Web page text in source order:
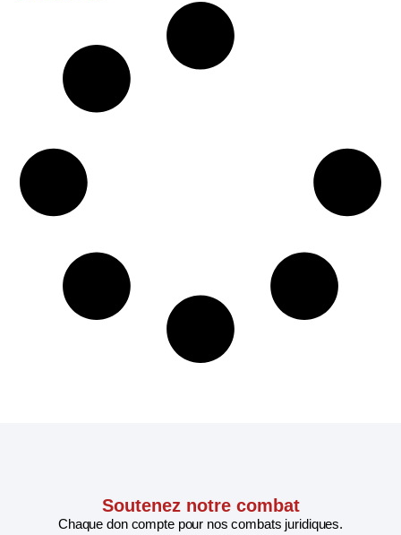
Soutenez notre combat
Chaque don compte pour nos combats juridiques.